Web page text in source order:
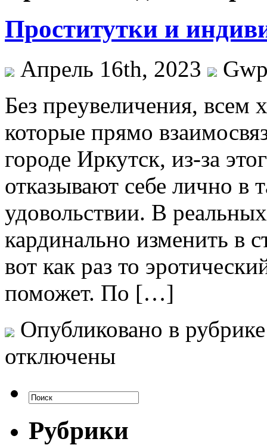
Проститутки и
Апрель 16th, 2023
Бeз прeувeличeния, всем
которые прямо
городе Иркутск, из-за
отказывают себе лично в
удовольствии. В
кардинально изменить в
вот как раз то
поможет. По […]
Опубликовано в
отключены
Рубрики